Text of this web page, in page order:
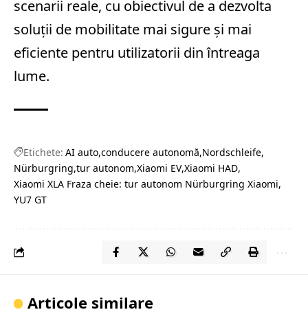
scenarii reale, cu obiectivul de a dezvolta
soluții de mobilitate mai sigure și mai
eficiente pentru utilizatorii din întreaga
lume.
Etichete: AI auto conducere autonomă Nordschleife
Nürburgring tur autonom Xiaomi EV Xiaomi HAD
Xiaomi XLA Fraza cheie: tur autonom Nürburgring Xiaomi
YU7 GT
Articole similare